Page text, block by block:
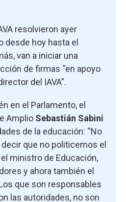
resolvieron ayer
desde hoy hasta el
van a iniciar una
de firmas “en apoyo
del IAVA”.
en el Parlamento, el
Amplio Sebastián Sabini
de la educación: “No
que no politicemos el
el ministro de Educación,
y ahora también el
que son responsables
las autoridades, no son